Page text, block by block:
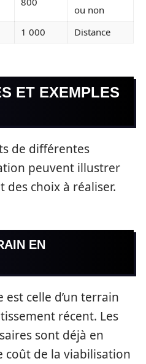
ou non
1 000 Distance
ET EXEMPLES
de différentes
peuvent illustrer
des choix à réaliser.
EN
celle d’un terrain
récent. Les
sont déjà en
coût de la viabilisation